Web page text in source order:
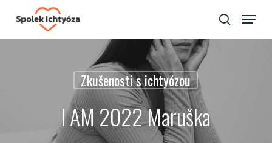
search
Menu
Zkušenosti s ichtyózou
I AM 2022 Maruška
Close